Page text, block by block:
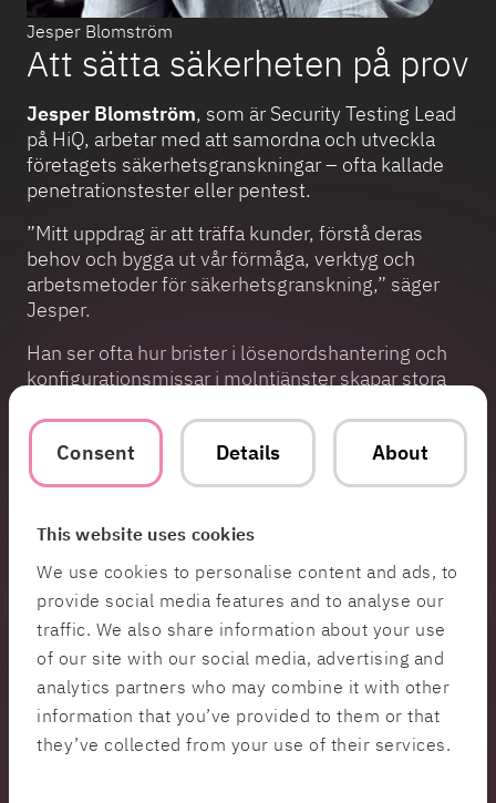
Consent Details About
This website uses cookies
We use cookies to personalise content and ads, to
provide social media features and to analyse our
traffic. We also share information about your use
of our site with our social media, advertising and
analytics partners who may combine it with other
information that you’ve provided to them or that
they’ve collected from your use of their services.
Jesper Blomström
Att sätta säkerheten på prov
Jesper Blomström, som är Security Testing Lead
på HiQ, arbetar med att samordna och utveckla
företagets säkerhetsgranskningar – ofta kallade
penetrationstester eller pentest.
”Mitt uppdrag är att träffa kunder, förstå deras
behov och bygga ut vår förmåga, verktyg och
arbetsmetoder för säkerhetsgranskning,” säger
Jesper.
Han ser ofta hur brister i lösenordshantering och
konfigurationsmissar i molntjänster skapar stora
”Problembilden har skiftat från on-prem-lösningar
till molntjänster, och det finns fortfarande många
sina molnmiljöer,” berättar Jesper. “Att som
företag landa i en hybridlösning kan ibland öka den
exponerade attackytan”, säger han, och tillägger
också att exponering av sårbara tjänster och
bristande kontroll av API-nycklar är vanligt
förekommande problem.
För att minimera dessa risker rekommenderar han
att företag tar bort beroendet av lösenord,
tillämpar Principle of Least Privilege och har